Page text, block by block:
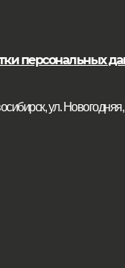
персональных
ул. Новогодняя,